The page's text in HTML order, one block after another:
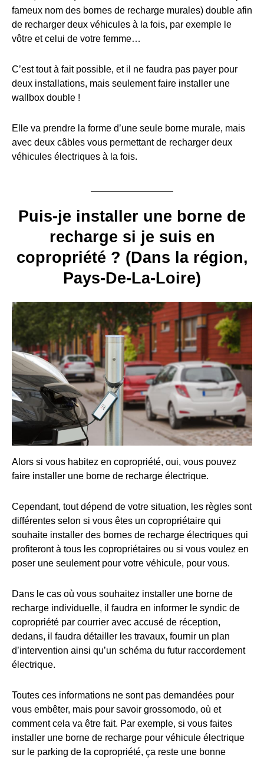
fameux nom des bornes de recharge murales) double afin
de recharger deux véhicules à la fois, par exemple le
vôtre et celui de votre femme…
C’est tout à fait possible, et il ne faudra pas payer pour
deux installations, mais seulement faire installer une
wallbox double !
Elle va prendre la forme d’une seule borne murale, mais
avec deux câbles vous permettant de recharger deux
véhicules électriques à la fois.
Puis-je installer une borne de
recharge si je suis en
copropriété ? (Dans la région,
Pays-De-La-Loire)
Alors si vous habitez en copropriété, oui, vous pouvez
faire installer une borne de recharge électrique.
Cependant, tout dépend de votre situation, les règles sont
différentes selon si vous êtes un copropriétaire qui
souhaite installer des bornes de recharge électriques qui
profiteront à tous les copropriétaires ou si vous voulez en
poser une seulement pour votre véhicule, pour vous.
Dans le cas où vous souhaitez installer une borne de
recharge individuelle, il faudra en informer le syndic de
copropriété par courrier avec accusé de réception,
dedans, il faudra détailler les travaux, fournir un plan
d’intervention ainsi qu’un schéma du futur raccordement
électrique.
Toutes ces informations ne sont pas demandées pour
vous embêter, mais pour savoir grossomodo, où et
comment cela va être fait. Par exemple, si vous faites
installer une borne de recharge pour véhicule électrique
sur le parking de la copropriété, ça reste une bonne